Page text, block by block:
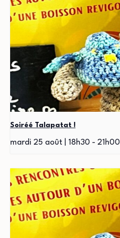
Soiréé Talapatat !
mardi 25 août | 18h30 - 21h00